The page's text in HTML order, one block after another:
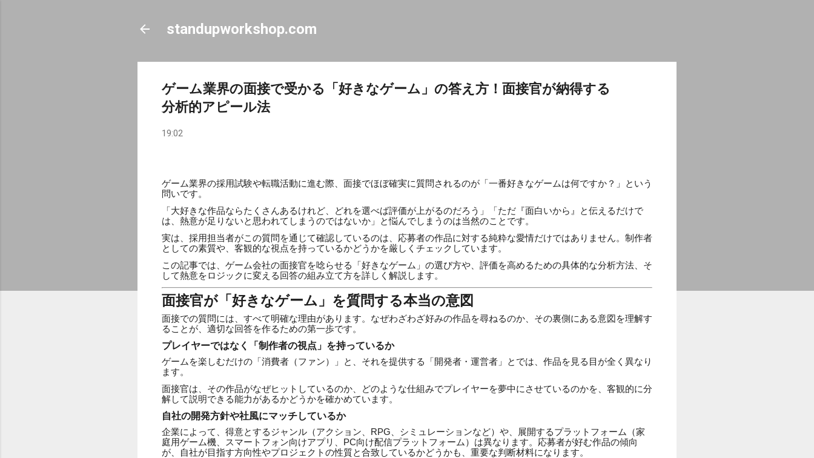
standupworkshop.com
ゲーム業界の面接で受かる「好きなゲーム」の答え方！面接官が納得する
分析的アピール法
19:02
ゲーム業界の採用試験や転職活動に進む際、面接でほぼ確実に質問されるのが「一番好きなゲームは何ですか？」という
問いです。
「大好きな作品ならたくさんあるけれど、どれを選べば評価が上がるのだろう」「ただ『面白いから』と伝えるだけで
は、熱意が足りないと思われてしまうのではないか」と悩んでしまうのは当然のことです。
実は、採用担当者がこの質問を通じて確認しているのは、応募者の作品に対する純粋な愛情だけではありません。制作者
としての素質や、客観的な視点を持っているかどうかを厳しくチェックしています。
この記事では、ゲーム会社の面接官を唸らせる「好きなゲーム」の選び方や、評価を高めるための具体的な分析方法、そ
して熱意をロジックに変える回答の組み立て方を詳しく解説します。
面接官が「好きなゲーム」を質問する本当の意図
面接での質問には、すべて明確な理由があります。なぜわざわざ好みの作品を尋ねるのか、その裏側にある意図を理解す
ることが、適切な回答を作るための第一歩です。
プレイヤーではなく「制作者の視点」を持っているか
ゲームを楽しむだけの「消費者（ファン）」と、それを提供する「開発者・運営者」とでは、作品を見る目が全く異なり
ます。
面接官は、その作品がなぜヒットしているのか、どのような仕組みでプレイヤーを夢中にさせているのかを、客観的に分
解して説明できる能力があるかどうかを確かめています。
自社の開発方針や社風にマッチしているか
企業によって、得意とするジャンル（アクション、RPG、シミュレーションなど）や、展開するプラットフォーム（家
庭用ゲーム機、スマートフォン向けアプリ、PC向け配信プラットフォーム）は異なります。応募者が好む作品の傾向
が、自社が目指す方向性やプロジェクトの性質と合致しているかどうかも、重要な判断材料になります。